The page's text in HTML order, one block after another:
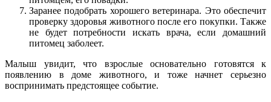
Заранее подобрать хорошего ветеринара. Это обеспечит
проверку здоровья животного после его покупки. Также
не будет потребности искать врача, если домашний
питомец заболеет.
Малыш увидит, что взрослые основательно готовятся к
появлению в доме животного, и тоже начнет серьезно
воспринимать предстоящее событие.